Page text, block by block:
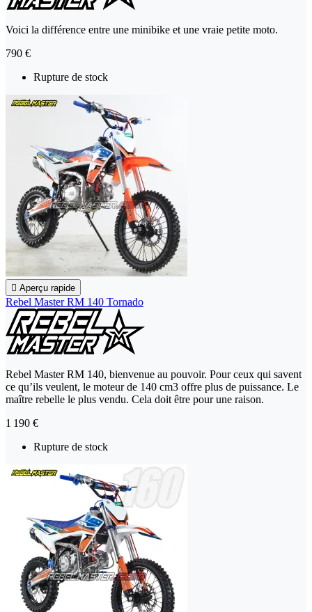
Voici la différence entre une minibike et une vraie petite moto.
790 €
Rupture de stock
 Aperçu rapide
Rebel Master RM 140 Tornado
Rebel Master RM 140, bienvenue au pouvoir. Pour ceux qui savent
ce qu’ils veulent, le moteur de 140 cm3 offre plus de puissance. Le
maître rebelle le plus vendu. Cela doit être pour une raison.
1 190 €
Rupture de stock